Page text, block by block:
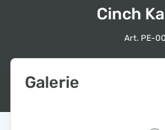
Cinch
Art. PE-
Galerie